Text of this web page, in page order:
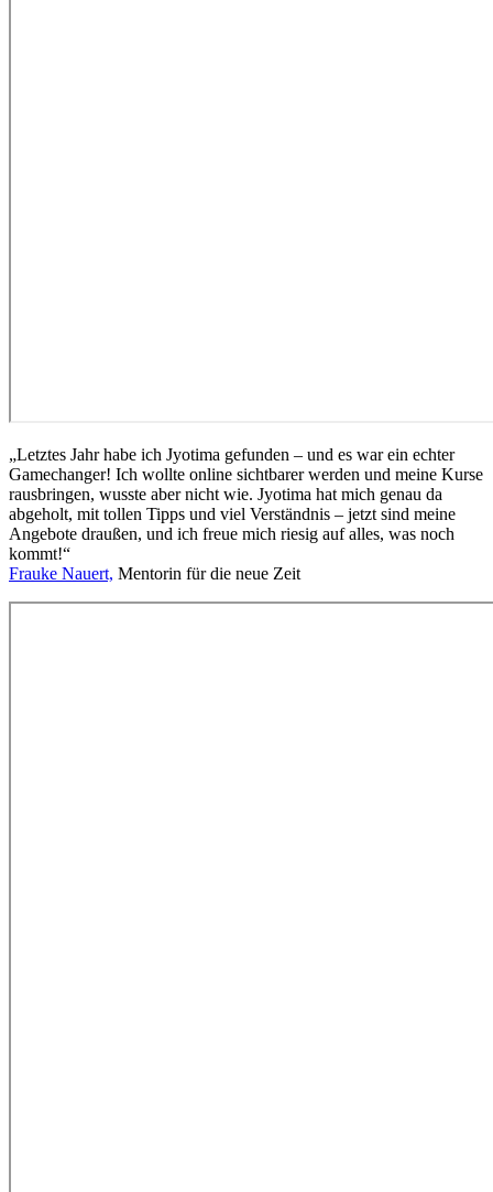
„Letztes Jahr habe ich Jyotima gefunden – und es war ein echter
Gamechanger! Ich wollte online sichtbarer werden und meine Kurse
rausbringen, wusste aber nicht wie. Jyotima hat mich genau da
abgeholt, mit tollen Tipps und viel Verständnis – jetzt sind meine
Angebote draußen, und ich freue mich riesig auf alles, was noch
kommt!“
Frauke Nauert, Mentorin für die neue Zeit